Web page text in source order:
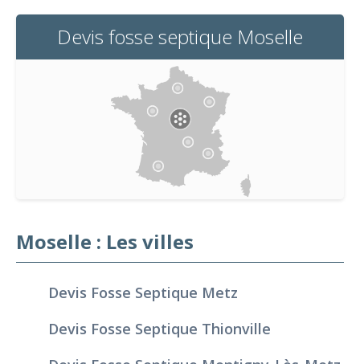
Devis fosse septique Moselle
Moselle : Les villes
Devis Fosse Septique Metz
Devis Fosse Septique Thionville